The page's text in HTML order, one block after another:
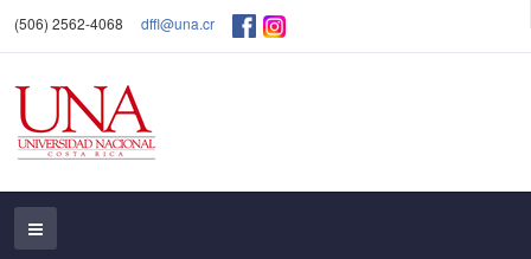
(506) 2562-4068 dffl@una.cr